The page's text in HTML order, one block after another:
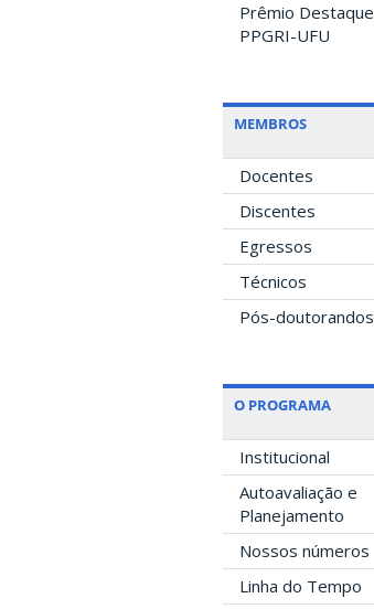
Prêmio Destaque
PPGRI-UFU
MEMBROS
Docentes
Discentes
Egressos
Técnicos
Pós-doutorandos
O PROGRAMA
Institucional
Autoavaliação e
Planejamento
Nossos números
Linha do Tempo